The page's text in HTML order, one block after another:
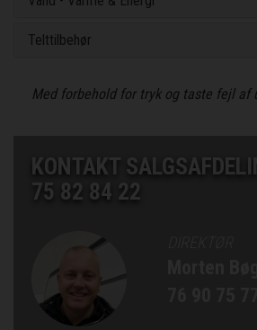
Telttilbehør
Med forbehold for tryk og taste fejl af
KONTAKT
75 82 84 22